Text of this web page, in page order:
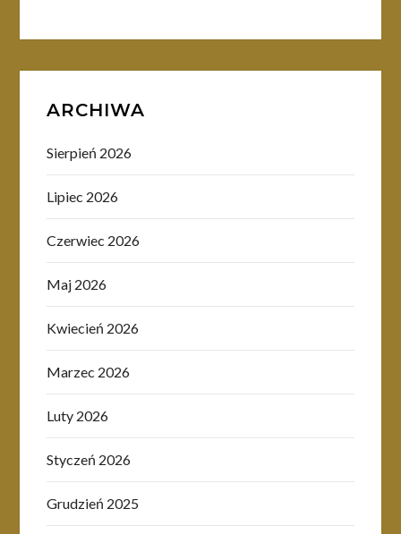
ARCHIWA
Sierpień 2026
Lipiec 2026
Czerwiec 2026
Maj 2026
Kwiecień 2026
Marzec 2026
Luty 2026
Styczeń 2026
Grudzień 2025